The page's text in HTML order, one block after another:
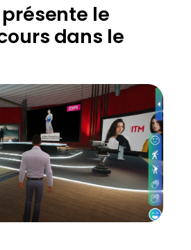
présente le
dans le